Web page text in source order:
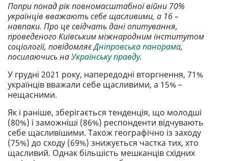
Попри понад рік повномасштабної війни 70%
українців вважають себе щасливими, а 16 –
навпаки. Про це свідчать дані опитування,
проведеного Київським міжнародним інститутом
соціології, повідомляєДніпровська панорама,
посилаючись наУкраїнську правду.
У грудні 2021 року, напередодні вторгнення, 71%
українців вважали себе щасливими, а 15% –
нещасними.
Як і раніше, зберігається тенденція, що молодші
(80%) і заможніші (86%) респонденти відчувають
себе щасливішими. Також географічно із заходу
(75%) до сходу (69%) знижується частка тих, хто
щасливий. Однак більшість мешканців східних